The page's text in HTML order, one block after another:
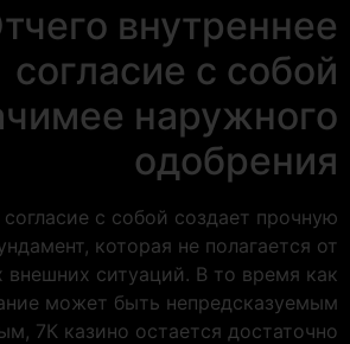
внутреннее
согласие с собой
наружного
одобрения
с собой создает прочную
которая не полагается от
внешних ситуаций. В то время как
может быть непредсказуемым
7К казино остается достаточно